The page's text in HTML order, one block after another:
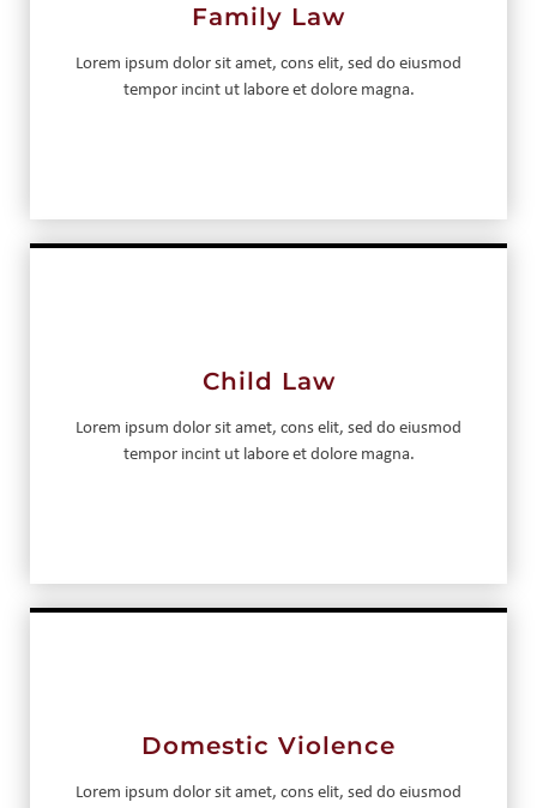
Family Law
Lorem ipsum dolor sit amet, cons elit, sed do eiusmod
tempor incint ut labore et dolore magna.
Child Law
Lorem ipsum dolor sit amet, cons elit, sed do eiusmod
tempor incint ut labore et dolore magna.
Domestic Violence
Lorem ipsum dolor sit amet, cons elit, sed do eiusmod